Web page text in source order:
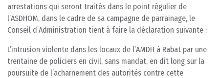
arrestations qui seront traités dans le point régulier de
l’ASDHOM, dans le cadre de sa campagne de parrainage, le
Conseil d’Administration tient à faire la déclaration suivante :
L’intrusion violente dans les locaux de l’AMDH à Rabat par une
trentaine de policiers en civil, sans mandat, en dit long sur la
poursuite de l’acharnement des autorités contre cette